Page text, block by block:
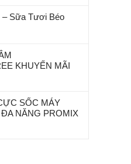
– Sữa Tươi Béo
KHUYẾN MÃI
SỐC MÁY
NĂNG PROMIX